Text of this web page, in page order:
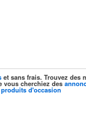
et sans frais. Trouvez des
vous cherchiez des
produits d'occasion